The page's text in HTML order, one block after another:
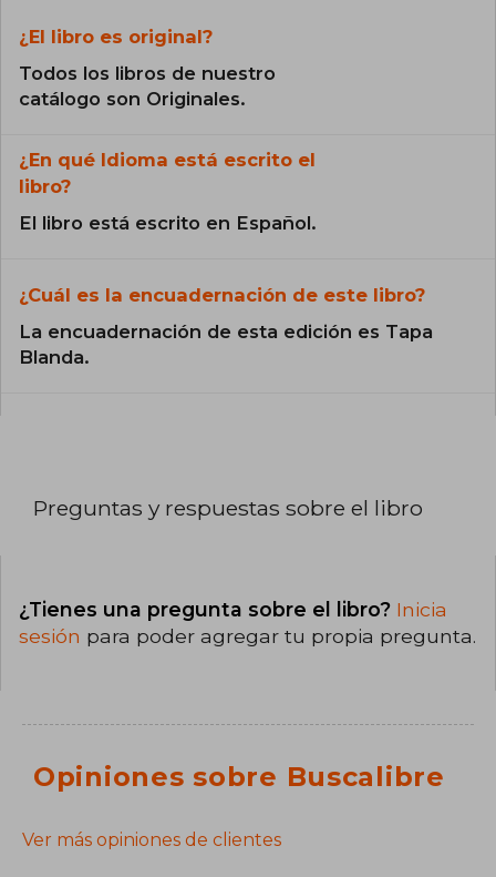
¿El libro es original?
Todos los libros de nuestro
catálogo son Originales.
¿En qué Idioma está escrito el
libro?
El libro está escrito en Español.
¿Cuál es la encuadernación de este libro?
La encuadernación de esta edición es Tapa
Blanda.
Preguntas y respuestas sobre el libro
¿Tienes una pregunta sobre el libro? Inicia
sesión para poder agregar tu propia pregunta.
Opiniones sobre Buscalibre
Ver más opiniones de clientes